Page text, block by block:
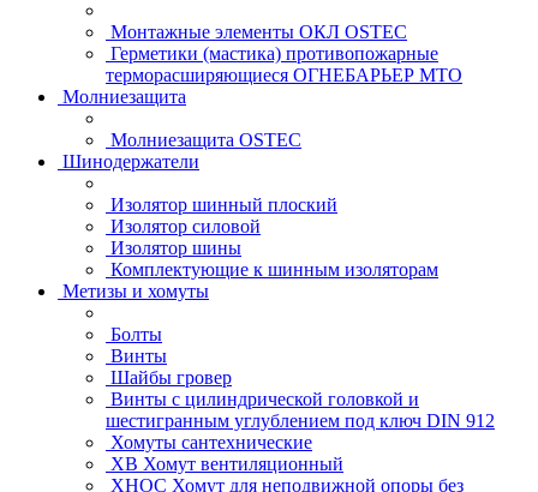
Монтажные элементы ОКЛ OSTEC
Герметики (мастика) противопожарные
терморасширяющиеся ОГНЕБАРЬЕР МТО
Молниезащита
Молниезащита OSTEC
Шинодержатели
Изолятор шинный плоский
Изолятор силовой
Изолятор шины
Комплектующие к шинным изоляторам
Метизы и хомуты
Болты
Винты
Шайбы гровер
Винты с цилиндрической головкой и
шестигранным углублением под ключ DIN 912
Хомуты сантехнические
ХВ Хомут вентиляционный
ХНОС Хомут для неподвижной опоры без